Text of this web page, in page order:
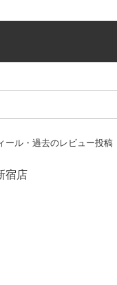
ール・過去のレビュー投稿
宿店